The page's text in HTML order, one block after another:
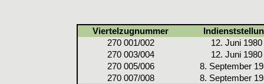
Viertelzugnummer
270 001/002
12. Juni 1980
270 003/004
12. Juni 1980
270 005/006
8. September
270 007/008
8. September